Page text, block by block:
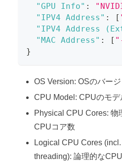
"GPU Info" :
"IPV4 Address" : [
"IPV4 Address
"MAC Address" : [
}
OS Version: OSのバー
CPU Model: CPUのモデ
Physical CPU Cores: 物
CPUコア数
Logical CPU Cores
threading): 論理的な